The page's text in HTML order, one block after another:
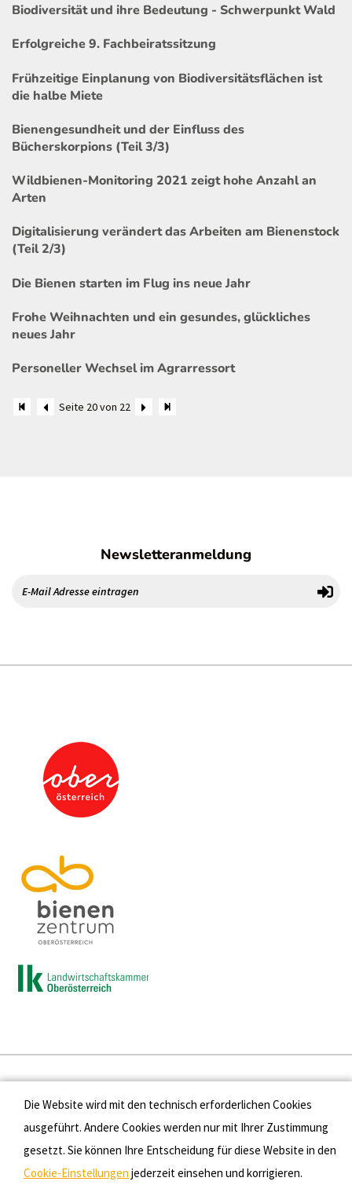
Biodiversität und ihre Bedeutung - Schwerpunkt Wald
Erfolgreiche 9. Fachbeiratssitzung
Frühzeitige Einplanung von Biodiversitätsflächen ist
die halbe Miete
Bienengesundheit und der Einfluss des
Bücherskorpions (Teil 3/3)
Wildbienen-Monitoring 2021 zeigt hohe Anzahl an
Arten
Digitalisierung verändert das Arbeiten am Bienenstock
(Teil 2/3)
Die Bienen starten im Flug ins neue Jahr
Frohe Weihnachten und ein gesundes, glückliches
neues Jahr
Personeller Wechsel im Agrarressort
Seite 20 von 22
Newsletteranmeldung
Presse
Kontakt
Datenschutz
Die Website wird mit den technisch erforderlichen Cookies
ausgeführt. Andere Cookies werden nur mit Ihrer Zustimmung
gesetzt. Sie können Ihre Entscheidung für diese Website in den
Cookie-Einstellungen jederzeit einsehen und korrigieren.